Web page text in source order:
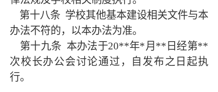
第十八条 学校其他基本建设相关文件与本
办法不符的，以本办法为准。
第十九条 本办法于20**年*月 ** 日经第**
次校长办公会讨论通过，自发布之日起执
行。